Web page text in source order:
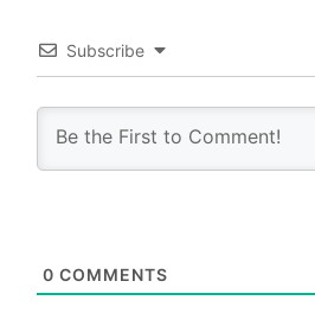
Subscribe
0 COMMENTS